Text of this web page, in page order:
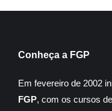
Conheça a FGP
Em fevereiro de 2002
FGP, com os cursos